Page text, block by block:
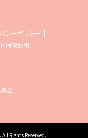
シーポリシー
掲載依頼
員会
. All Rights Reserved.